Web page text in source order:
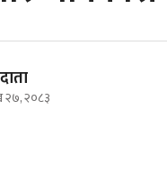
२०८३